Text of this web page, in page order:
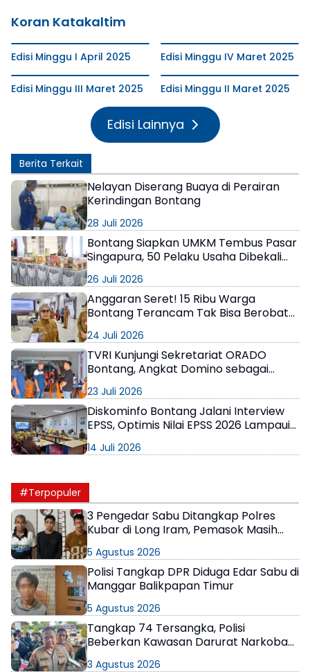
Koran Katakaltim
Edisi Minggu I April 2025 Edisi Minggu IV Maret 2025
Edisi Minggu III Maret 2025 Edisi Minggu II Maret 2025
Edisi Lainnya
Berita Terkait
Nelayan Diserang Buaya di Perairan
Kerindingan Bontang
28 Juli 2026
Bontang Siapkan UMKM Tembus Pasar
Singapura, 50 Pelaku Usaha Dibekali
26 Juli 2026
Anggaran Seret! 15 Ribu Warga
Bontang Terancam Tak Bisa Berobat
Perusahaan
24 Juli 2026
TVRI Kunjungi Sekretariat ORADO
Bontang, Angkat Domino sebagai
23 Juli 2026
Diskominfo Bontang Jalani Interview
EPSS, Optimis Nilai EPSS 2026 Lampaui
14 Juli 2026
#Terpopuler
3 Pengedar Sabu Ditangkap Polres
Kubar di Long Iram, Pemasok Masih
5 Agustus 2026
Polisi Tangkap DPR Diduga Edar Sabu di
Manggar Balikpapan Timur
5 Agustus 2026
Tangkap 74 Tersangka, Polisi
Beberkan Kawasan Darurat Narkoba
3 Agustus 2026